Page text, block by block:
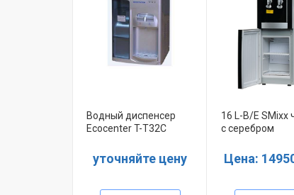
Водный диспенсер
Ecocenter T-T32C
уточняйте цену
16 L-B/E SMixx
с серебром
Цена: